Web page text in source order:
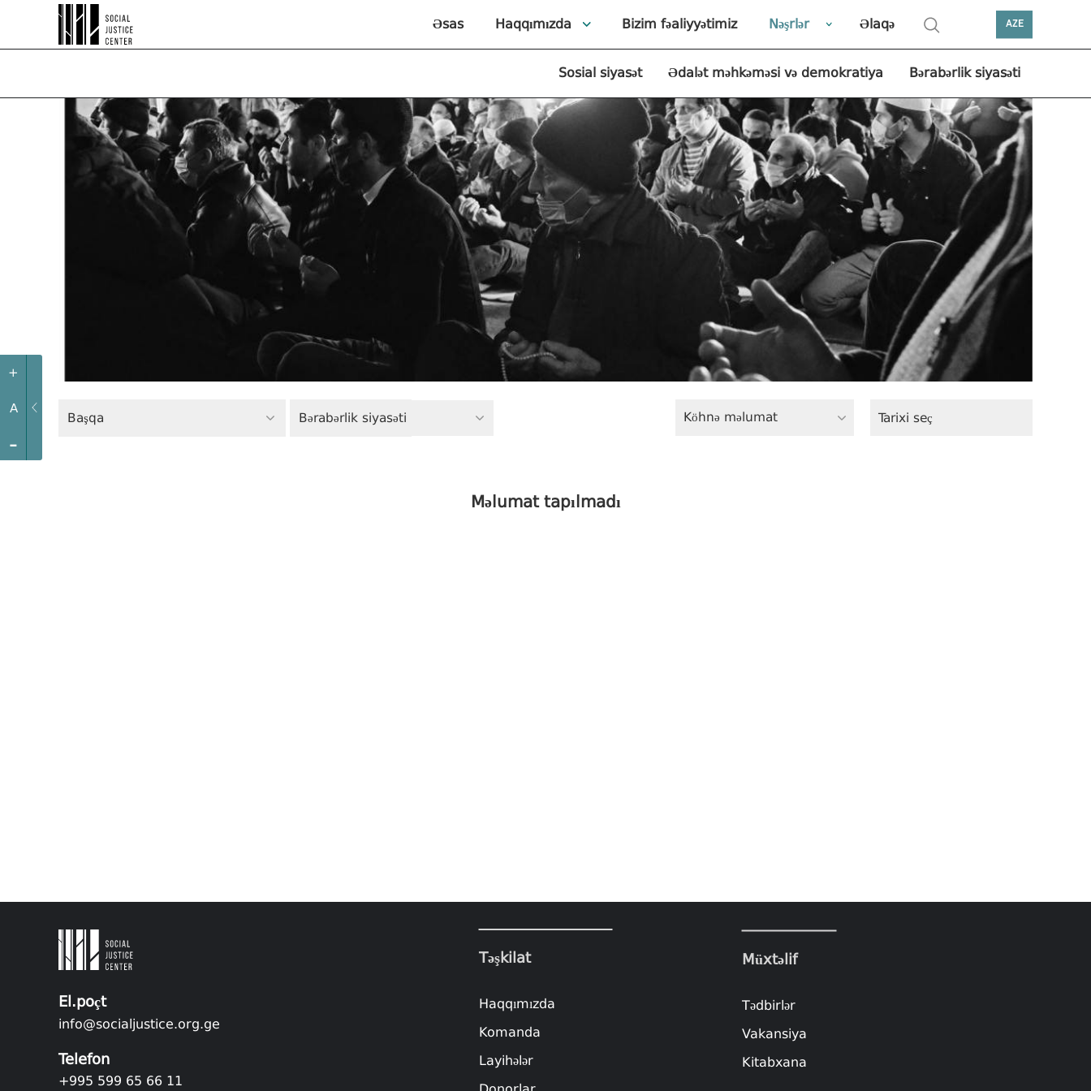
+
A
-
Əsas Haqqımızda Bizim fəaliyyətimiz Nəşrlər Əlaqə AZE
Sosial siyasət Ədalət məhkəməsi və demokratiya Bərabərlik siyasəti
Başqa Bərabərlik siyasəti Köhnə məlumat
Məlumat tapılmadı
El.poçt
info@socialjustice.org.ge
Telefon
+995 599 65 66 11
Təşkilat
Haqqımızda
Komanda
Layihələr
Müxtəlif
Tədbirlər
Vakansiya
Kitabxana